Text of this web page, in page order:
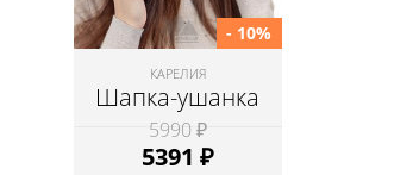
КАРЕЛИЯ
Шапка-ушанка
5990 ₽
5391 ₽
- 10%